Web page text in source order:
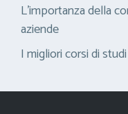
L’importanza della
aziende
I migliori corsi di